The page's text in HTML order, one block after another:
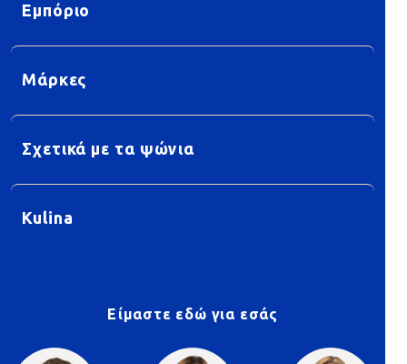
Εμπόριο
Μάρκες
Σχετικά με τα ψώνια
Kulina
Είμαστε εδώ για εσάς